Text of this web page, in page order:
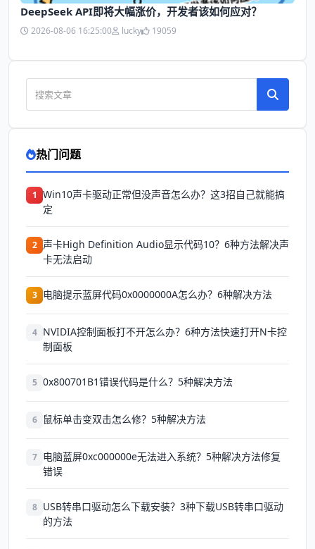
DeepSeek API即将大幅涨价，开发者该如何应对？
2026-08-06 16:25:00 lucky 19059
热门问题
1 Win10声卡驱动正常但没声音怎么办？这3招自己就能搞
定
2 声卡High Definition Audio显示代码10？6种方法解决声
卡无法启动
3 电脑提示蓝屏代码0x0000000A怎么办？6种解决方法
4 NVIDIA控制面板打不开怎么办？6种方法快速打开N卡控
制面板
5 0x800701B1错误代码是什么？5种解决方法
6 鼠标单击变双击怎么修？5种解决方法
7 电脑蓝屏0xc000000e无法进入系统？5种解决方法修复
错误
8 USB转串口驱动怎么下载安装？3种下载USB转串口驱动
的方法